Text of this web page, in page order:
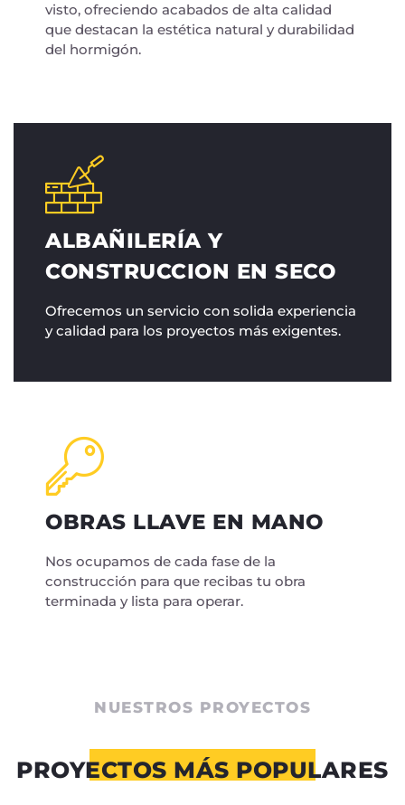
visto, ofreciendo acabados de alta calidad
que destacan la estética natural y durabilidad
del hormigón.
ALBAÑILERÍA Y
CONSTRUCCION EN SECO
Ofrecemos un servicio con solida experiencia
y calidad para los proyectos más exigentes.
OBRAS LLAVE EN MANO
Nos ocupamos de cada fase de la
construcción para que recibas tu obra
terminada y lista para operar.
NUESTROS PROYECTOS
PROYECTOS MÁS POPULARES